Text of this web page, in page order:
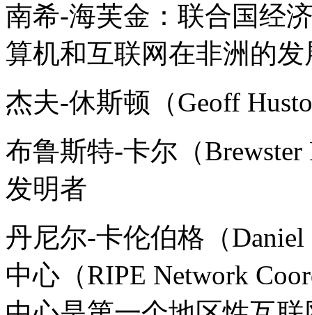
南希-海芙金：联合国经
算机和互联网在非洲的发
杰夫-休斯顿（Geoff
布鲁斯特-卡尔（
发明者
丹尼尔-卡伦伯格（
中心（RIPE Network